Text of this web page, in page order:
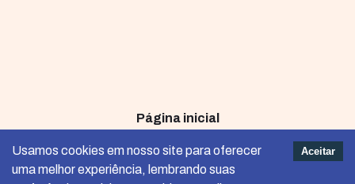
Página inicial
Termos e Condições de Uso
Política de Privacidade
Usamos cookies em nosso site para oferecer
uma melhor experiência, lembrando suas
Aceitar